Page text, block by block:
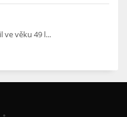
ve věku 49 l...